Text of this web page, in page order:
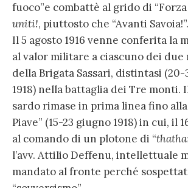
fuoco”e combattè al grido di “Forza
uniti!, piuttosto che “Avanti Savoia!”.
Il 5 agosto 1916 venne conferita la
al valor militare a ciascuno dei
della Brigata Sassari, distintasi
1918) nella battaglia dei Tre monti.
sardo rimase in prima linea fino
Piave” (15-23 giugno 1918) in cui, il
al comando di un plotone di “
l’avv. Attilio Deffenu, intellettuale
mandato al fronte perché